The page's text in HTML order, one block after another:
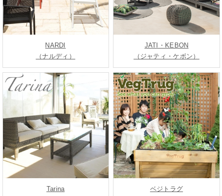
NARDI
（ナルディ）
JATI・KEBON
（ジャティ・ケボン）
Tarina
ベジトラグ